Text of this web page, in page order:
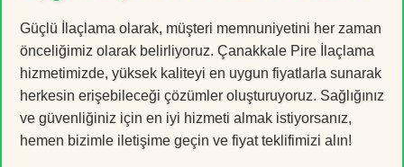
Güçlü İlaçlama olarak, müşteri memnuniyetini her zaman
önceliğimiz olarak belirliyoruz. Çanakkale Pire İlaçlama
hizmetimizde, yüksek kaliteyi en uygun fiyatlarla sunarak
herkesin erişebileceği çözümler oluşturuyoruz. Sağlığınız
ve güvenliğiniz için en iyi hizmeti almak istiyorsanız,
hemen bizimle iletişime geçin ve fiyat teklifimizi alın!